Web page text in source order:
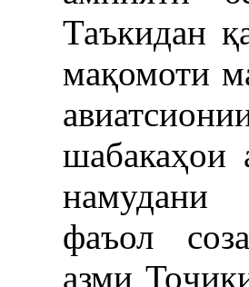
Таъкидан
мақомоти
шабакаҳои
намудани
фаъол
азми